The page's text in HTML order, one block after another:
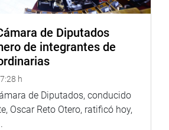
fiscal y vacíos en el control
donaciones o aportes
uso común o recreativo bajo el
la recaudación fiscal.
amplía el texto original del artículo
incorporándose salvaguardas
y consumibles cuya vida útil no
de Diputados
de integrantes de
h
de Diputados, conducido
Oscar Reto Otero, ratificó hoy,